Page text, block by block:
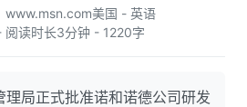
www.msn.com美国 - 英语
读时长3分钟 - 1220字
理局正式批准诺和诺德公司研发